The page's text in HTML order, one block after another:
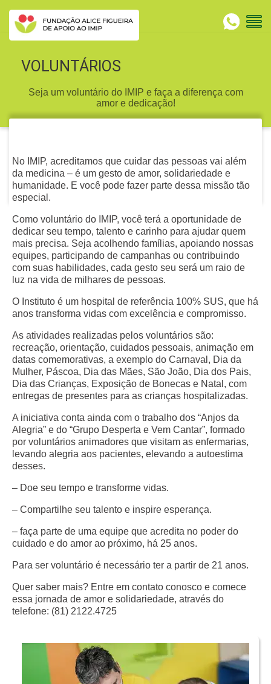
VOLUNTÁRIOS
Seja um voluntário do IMIP e faça a diferença com
amor e dedicação!
No IMIP, acreditamos que cuidar das pessoas vai além
da medicina – é um gesto de amor, solidariedade e
humanidade. E você pode fazer parte dessa missão tão
especial.
Como voluntário do IMIP, você terá a oportunidade de
dedicar seu tempo, talento e carinho para ajudar quem
mais precisa. Seja acolhendo famílias, apoiando nossas
equipes, participando de campanhas ou contribuindo
com suas habilidades, cada gesto seu será um raio de
luz na vida de milhares de pessoas.
O Instituto é um hospital de referência 100% SUS, que há
anos transforma vidas com excelência e compromisso.
As atividades realizadas pelos voluntários são:
recreação, orientação, cuidados pessoais, animação em
datas comemorativas, a exemplo do Carnaval, Dia da
Mulher, Páscoa, Dia das Mães, São João, Dia dos Pais,
Dia das Crianças, Exposição de Bonecas e Natal, com
entregas de presentes para as crianças hospitalizadas.
A iniciativa conta ainda com o trabalho dos “Anjos da
Alegria” e do “Grupo Desperta e Vem Cantar”, formado
por voluntários animadores que visitam as enfermarias,
levando alegria aos pacientes, elevando a autoestima
desses.
– Doe seu tempo e transforme vidas.
– Compartilhe seu talento e inspire esperança.
– faça parte de uma equipe que acredita no poder do
cuidado e do amor ao próximo, há 25 anos.
Para ser voluntário é necessário ter a partir de 21 anos.
Quer saber mais? Entre em contato conosco e comece
essa jornada de amor e solidariedade, através do
telefone: (81) 2122.4725